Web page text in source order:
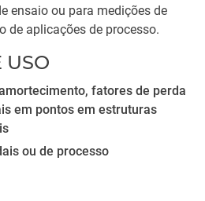
ensaio ou para medições de
de aplicações de processo.
USO
fatores de perda
em pontos em estruturas
ou de processo